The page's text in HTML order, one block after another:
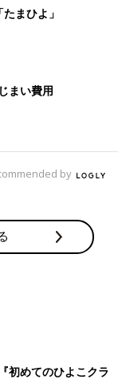
まひよ」
まい費用
by
初めてのひよこクラ